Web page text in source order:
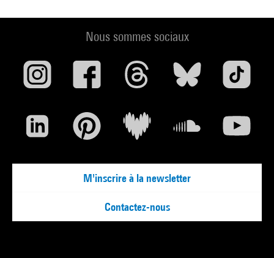
Nous sommes sociaux
M'inscrire à la newsletter
Contactez-nous